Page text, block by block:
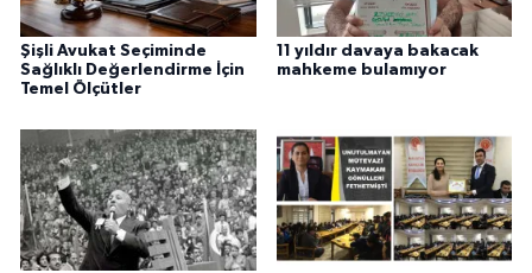
Şişli Avukat Seçiminde
Sağlıklı Değerlendirme İçin
Temel Ölçütler
11 yıldır davaya bakacak
mahkeme bulamıyor